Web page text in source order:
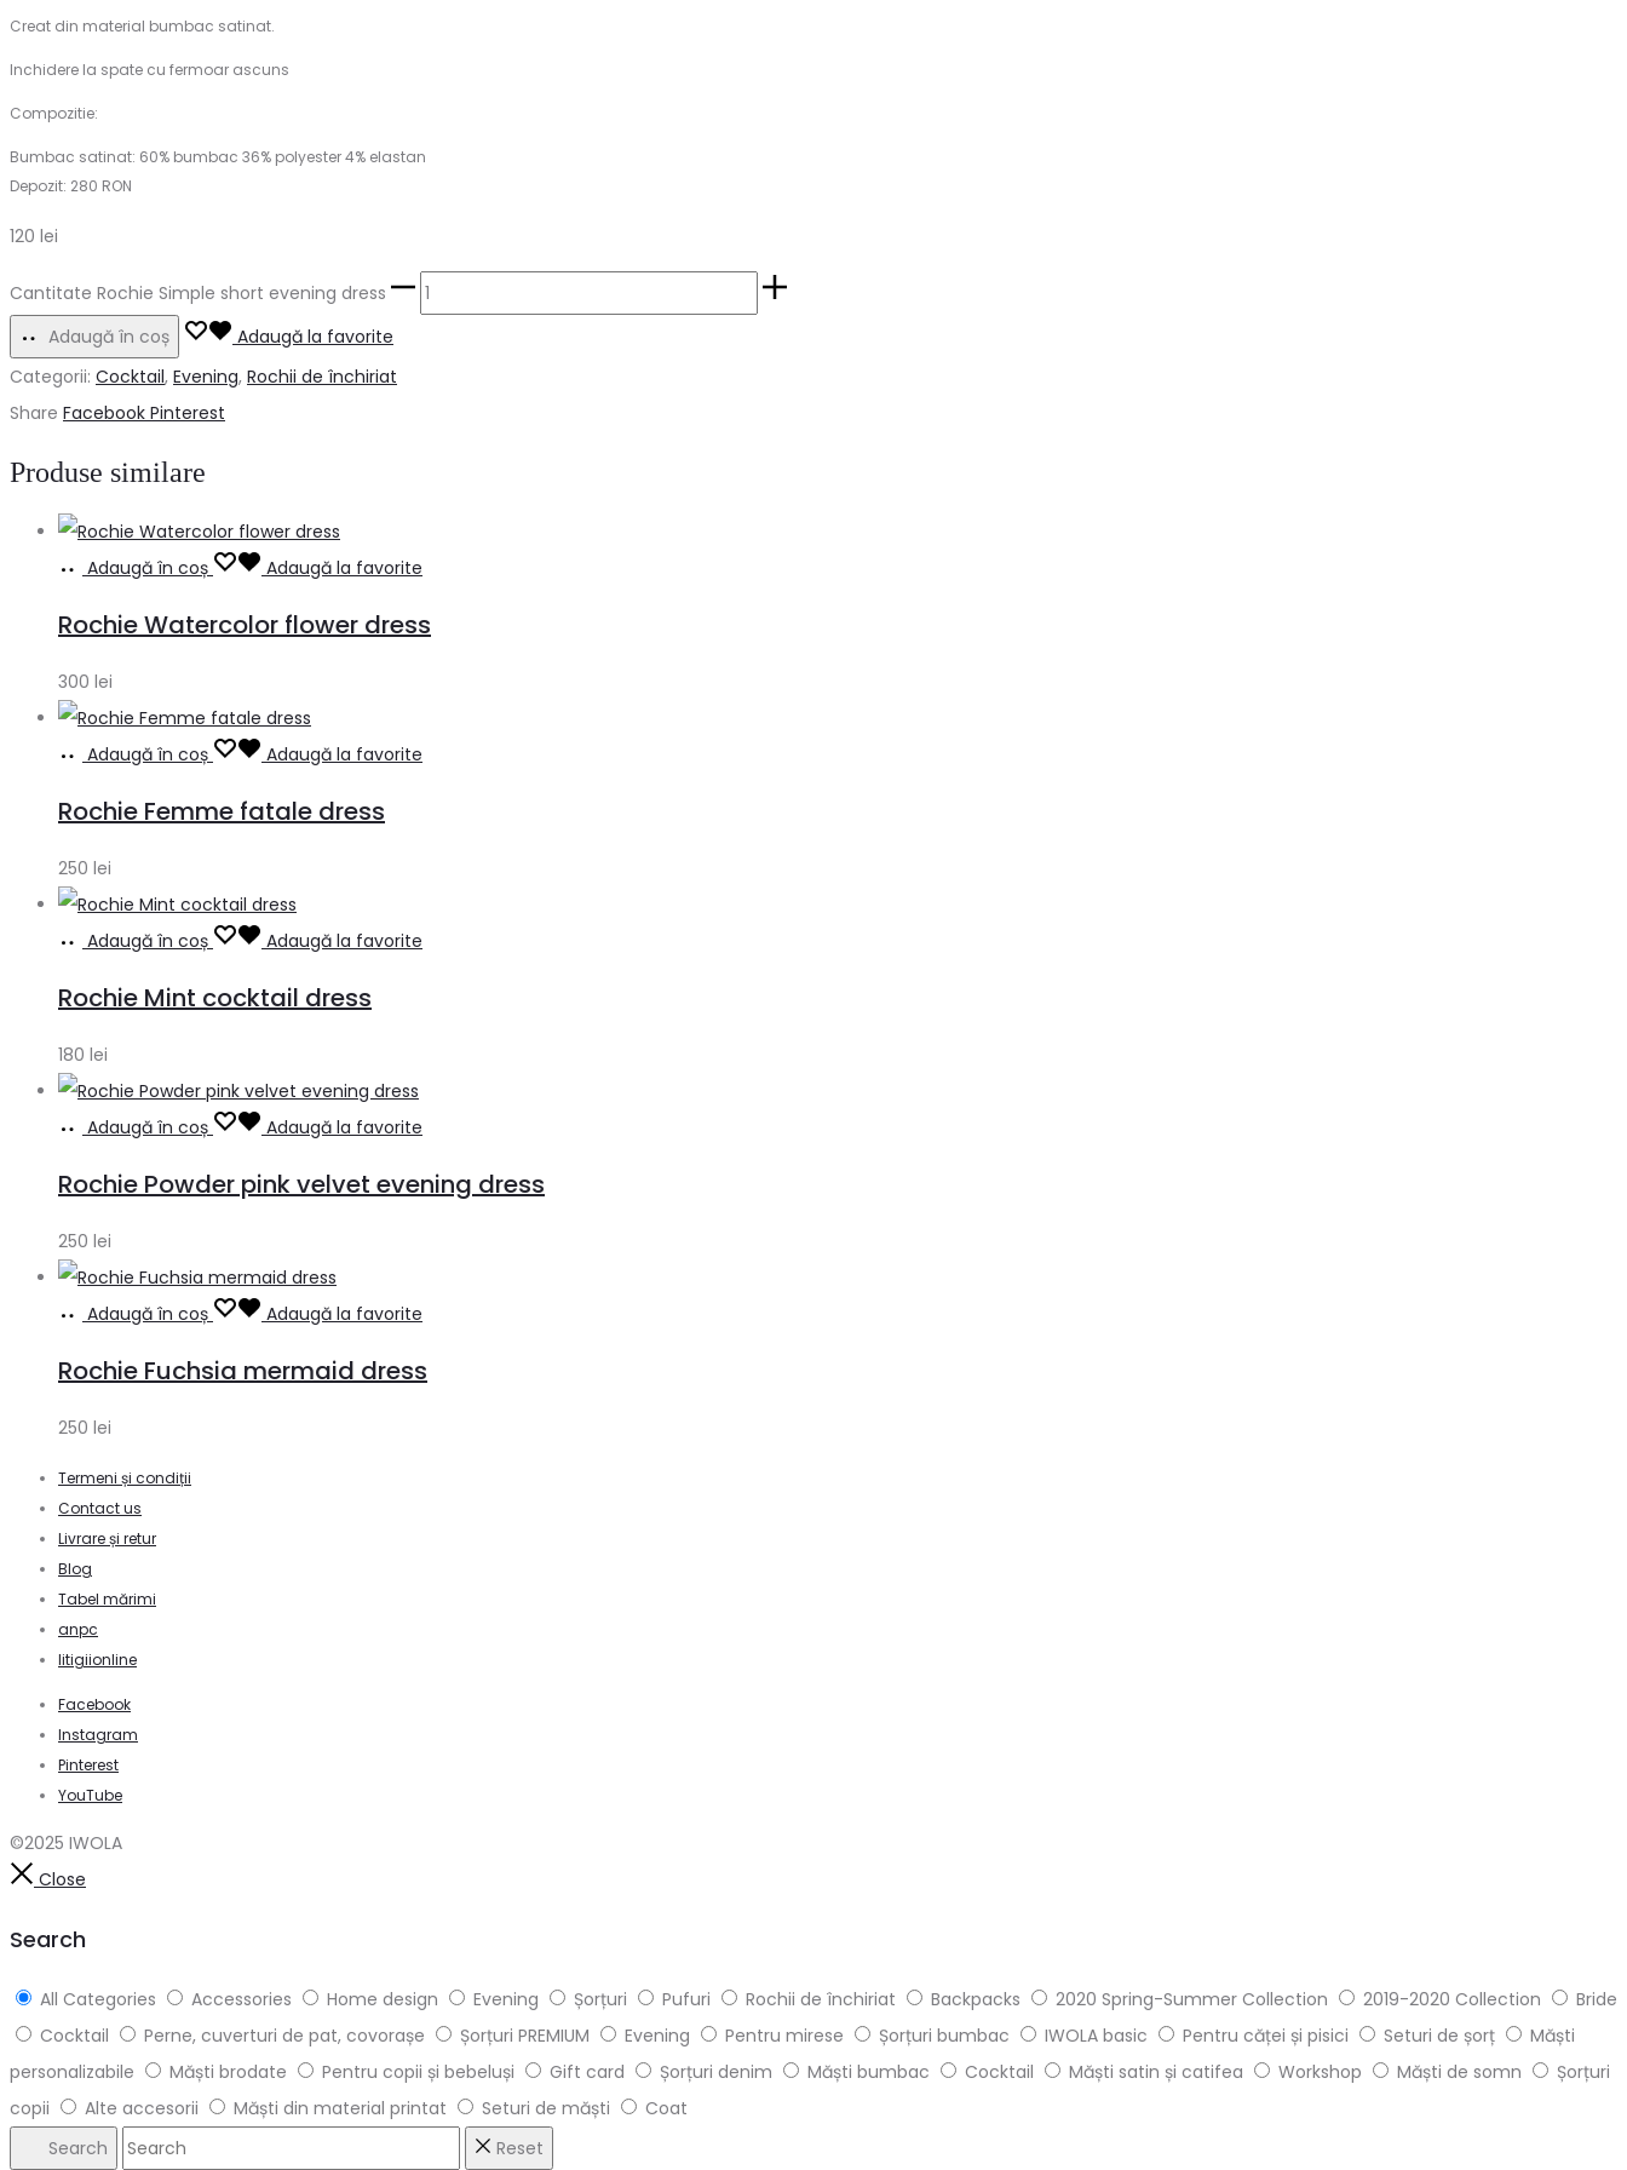
Creat din material bumbac satinat.
Inchidere la spate cu fermoar ascuns
Compozitie:
Bumbac satinat: 60% bumbac 36% polyester 4% elastan
Depozit: 280 RON
120 lei
Cantitate Rochie Simple short evening dress
Adaugă în coș
Adaugă la favorite
Categorii: Cocktail, Evening, Rochii de închiriat
Share Facebook Pinterest
Produse similare
Adaugă în coș Adaugă la favorite
Rochie Watercolor flower dress
300 lei
Adaugă în coș Adaugă la favorite
Rochie Femme fatale dress
250 lei
Adaugă în coș Adaugă la favorite
Rochie Mint cocktail dress
180 lei
Adaugă în coș Adaugă la favorite
Rochie Powder pink velvet evening dress
250 lei
Adaugă în coș Adaugă la favorite
Rochie Fuchsia mermaid dress
250 lei
Termeni și condiții
Contact us
Livrare și retur
Blog
Tabel mărimi
anpc
litigiionline
Facebook
Instagram
Pinterest
YouTube
©2025 IWOLA
Close
Search
All Categories Accessories Home design Evening Șorțuri Pufuri Rochii de închiriat Backpacks 2020 Spring-Summer Collection 2019-2020 Collection
Bride
Cocktail
Perne, cuverturi de pat, covorașe Șorțuri PREMIUM Evening Pentru mirese Șorțuri bumbac IWOLA basic Pentru căței și pisici Seturi de șorț
Măști
personalizabile
Măști brodate Pentru copii și bebeluși Gift card Șorțuri denim Măști bumbac Cocktail Măști satin și catifea Workshop Măști de somn
Șorțuri
copii
Alte accesorii Măști din material printat Seturi de măști
Coat
Search
Reset